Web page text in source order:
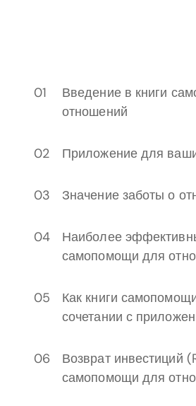
Введение в книги
отношений
Приложение для
Значение заботы о
Наиболее
самопомощи для
Как книги
сочетании с
Возврат инвестиций
самопомощи для